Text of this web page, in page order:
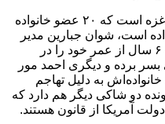
شاکیان شامل یک معلم ریاضیات از غزه است که ۲۰ عضو خانواده
است، شوان جبارین مدیر
گروه حقوق بشر فلسطینی الحق که ۶ سال از عمر خود را در
بسر برده و دیگری احمد مور
به دلیل تهاجم
دو شاکی دیگر هم دارد که
آمریکا از قانون هستند.